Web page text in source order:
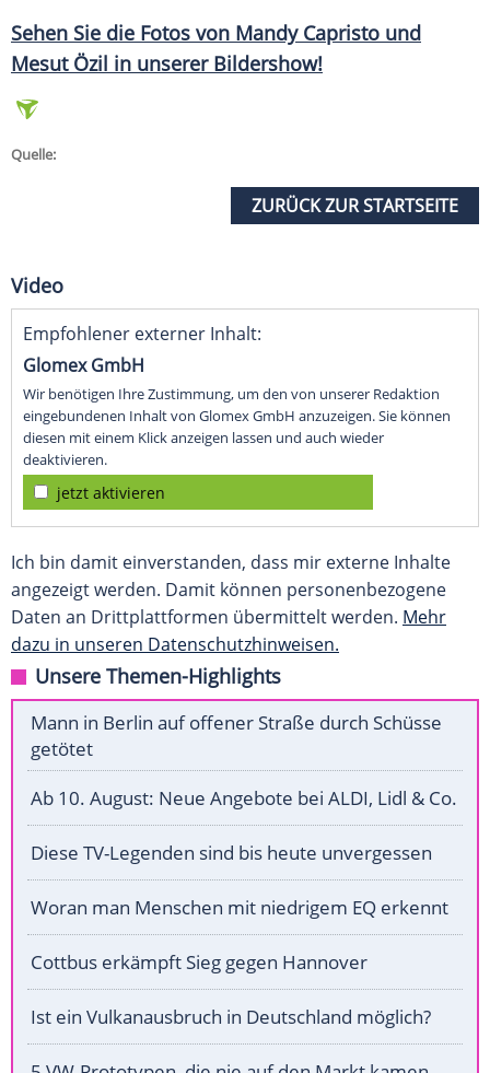
Sehen Sie die Fotos von Mandy Capristo und
Mesut Özil in unserer Bildershow!
Quelle:
ZURÜCK ZUR STARTSEITE
Video
Empfohlener externer Inhalt:
Glomex GmbH
Wir benötigen Ihre Zustimmung, um den von unserer Redaktion
eingebundenen Inhalt von Glomex GmbH anzuzeigen. Sie können
diesen mit einem Klick anzeigen lassen und auch wieder
deaktivieren.
jetzt aktivieren
Ich bin damit einverstanden, dass mir externe Inhalte
angezeigt werden. Damit können personenbezogene
Daten an Drittplattformen übermittelt werden. Mehr
dazu in unseren Datenschutzhinweisen.
Unsere Themen-Highlights
Mann in Berlin auf offener Straße durch Schüsse
getötet
Ab 10. August: Neue Angebote bei ALDI, Lidl & Co.
Diese TV-Legenden sind bis heute unvergessen
Woran man Menschen mit niedrigem EQ erkennt
Cottbus erkämpft Sieg gegen Hannover
Ist ein Vulkanausbruch in Deutschland möglich?